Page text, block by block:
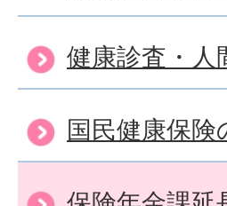
健康診査・人
国民健康保